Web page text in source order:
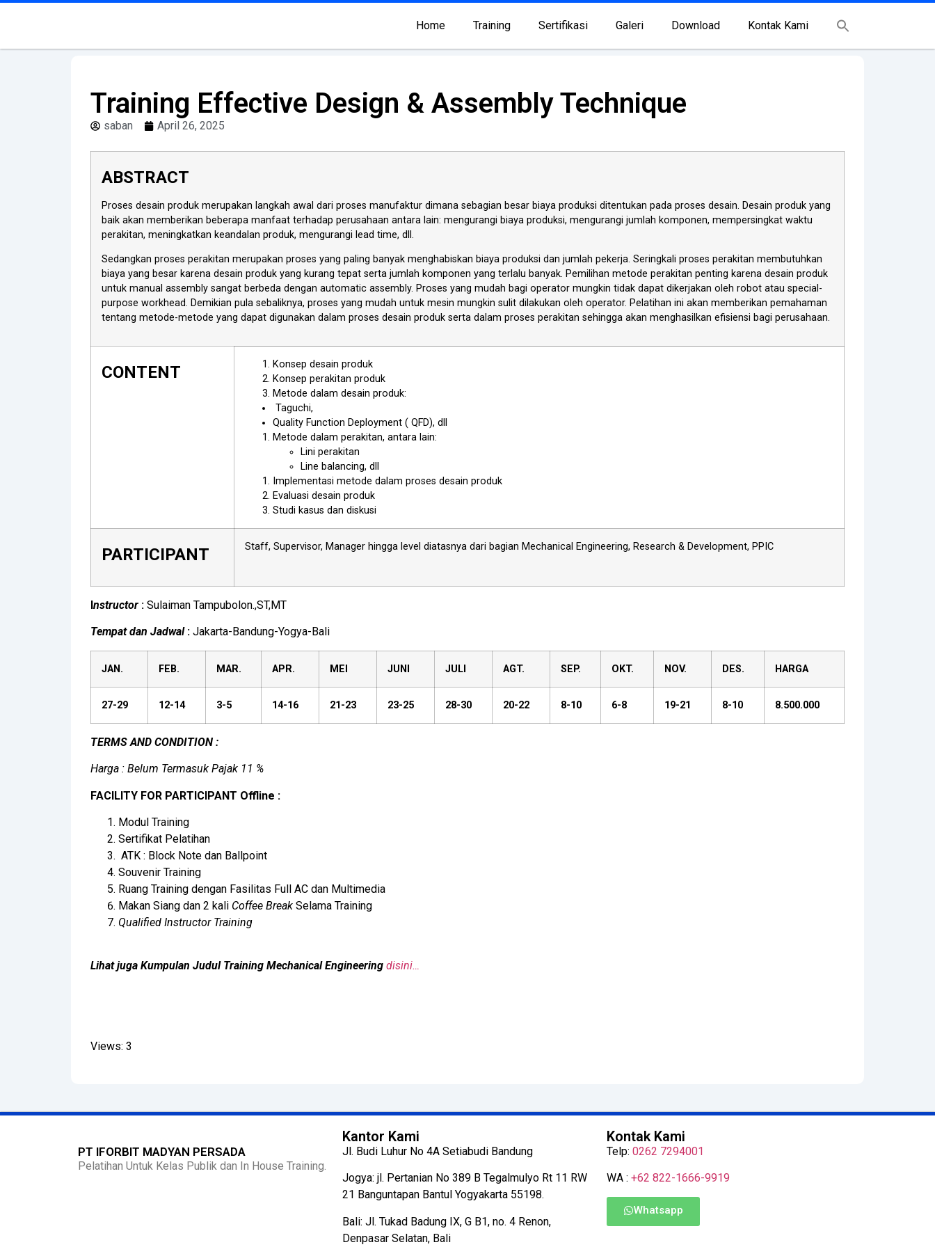
Home Training Sertifikasi Galeri Download Kontak Kami
Training Effective Design & Assembly Technique
saban April 26, 2025
ABSTRACT
Proses desain produk merupakan langkah awal dari proses manufaktur dimana sebagian besar biaya produksi ditentukan pada proses desain. Desain produk yang
baik akan memberikan beberapa manfaat terhadap perusahaan antara lain: mengurangi biaya produksi, mengurangi jumlah komponen, mempersingkat waktu
perakitan, meningkatkan keandalan produk, mengurangi lead time, dll.
Sedangkan proses perakitan merupakan proses yang paling banyak menghabiskan biaya produksi dan jumlah pekerja. Seringkali proses perakitan membutuhkan
biaya yang besar karena desain produk yang kurang tepat serta jumlah komponen yang terlalu banyak. Pemilihan metode perakitan penting karena desain produk
untuk manual assembly sangat berbeda dengan automatic assembly. Proses yang mudah bagi operator mungkin tidak dapat dikerjakan oleh robot atau special-
purpose workhead. Demikian pula sebaliknya, proses yang mudah untuk mesin mungkin sulit dilakukan oleh operator. Pelatihan ini akan memberikan pemahaman
tentang metode-metode yang dapat digunakan dalam proses desain produk serta dalam proses perakitan sehingga akan menghasilkan efisiensi bagi perusahaan.
CONTENT
Konsep desain produk
Konsep perakitan produk
Metode dalam desain produk:
Taguchi,
Quality Function Deployment ( QFD), dll
Metode dalam perakitan, antara lain:
Lini perakitan
Line balancing, dll
Implementasi metode dalam proses desain produk
Evaluasi desain produk
Studi kasus dan diskusi
PARTICIPANT Staff, Supervisor, Manager hingga level diatasnya dari bagian Mechanical Engineering, Research & Development, PPIC
Instructor : Sulaiman Tampubolon.,ST,MT
Tempat dan Jadwal: Jakarta-Bandung-Yogya-Bali
JAN. FEB. MAR. APR. MEI JUNI JULI AGT. SEP. OKT. NOV. DES. HARGA
27-29 12-14 3-5 14-16 21-23 23-25 28-30 20-22 8-10 6-8 19-21 8-10 8.500.000
TERMS AND CONDITION :
Harga : Belum Termasuk Pajak 11 %
FACILITY FOR PARTICIPANT Offline :
Modul Training
Sertifikat Pelatihan
ATK : Block Note dan Ballpoint
Souvenir Training
Ruang Training dengan Fasilitas Full AC dan Multimedia
Makan Siang dan 2 kali Coffee Break Selama Training
Qualified Instructor Training
Lihat juga Kumpulan Judul Training Mechanical Engineering disini…
Views: 3
PT IFORBIT MADYAN PERSADA
Pelatihan Untuk Kelas Publik dan In House Training.
Kantor Kami
Jl. Budi Luhur No 4A Setiabudi Bandung
Jogya: jl. Pertanian No 389 B Tegalmulyo Rt 11 RW
21 Banguntapan Bantul Yogyakarta 55198.
Bali: Jl. Tukad Badung IX, G B1, no. 4 Renon,
Denpasar Selatan, Bali
Kontak Kami
Telp: 0262 7294001
WA : +62 822-1666-9919
Whatsapp